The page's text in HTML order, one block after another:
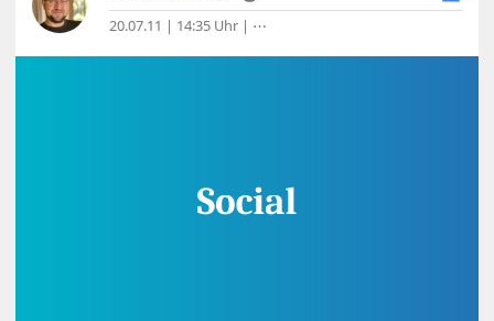
20.07.11 | 14:35 Uhr | ⋯